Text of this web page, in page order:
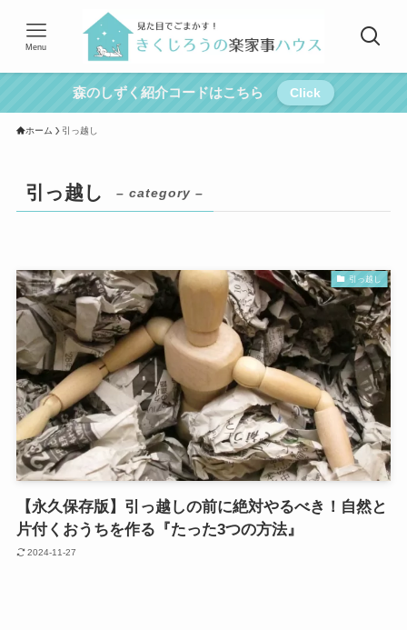
Menu
森のしずく紹介コードはこちら Click
ホーム 引っ越し
引っ越し – category –
引っ越し
【永久保存版】引っ越しの前に絶対やるべき！自然と
片付くおうちを作る『たった3つの方法』
2024-11-27